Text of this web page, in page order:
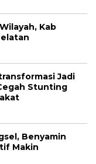
Kab
Jadi
Stunting
Benyamin
Makin